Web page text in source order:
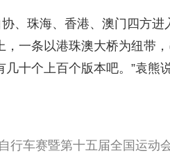
、珠海、香港、澳门四方
一条以港珠澳大桥为纽带
十个上百个版本吧。”袁熊
行车赛暨第十五届全国运动